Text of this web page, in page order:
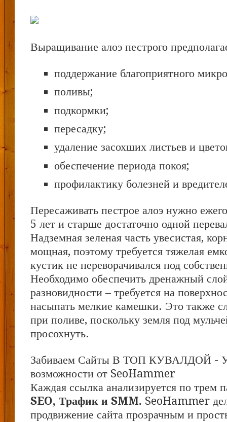
Выращивание алоэ пестрого
поддержание благоприятного
поливы;
подкормки;
пересадку;
удаление засохших листьев и
обеспечение периода покоя;
профилактику болезней и
Пересаживать пестрое алоэ нужно
5 лет и старше достаточно одной
Надземная зеленая часть увесистая,
мощная, поэтому требуется тяжелая
кустик не переворачивался под
Необходимо обеспечить дренажный
разновидности – требуется на
насыпать мелкие камешки. Это также
при поливе, поскольку земля под
просохнуть.
Забиваем Сайты В ТОП КУВАЛДОЙ -
возможности от SeoHammer
Каждая ссылка анализируется по трем
SEO, Трафик и SMM. SeoHammer
продвижение сайта прозрачным и